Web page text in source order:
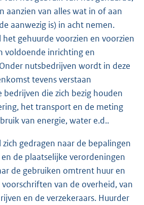
aanzien van alles wat in of aan
aanwezig is) in acht nemen.
het gehuurde voorzien en voorzien
voldoende inrichting en
nutsbedrijven wordt in deze
tevens verstaan
bedrijven die zich bezig houden
het transport en de meting
van energie, water e.d..
zich gedragen naar de bepalingen
de plaatselijke verordeningen
de gebruiken omtrent huur en
voorschriften van de overheid, van
en de verzekeraars. Huurder